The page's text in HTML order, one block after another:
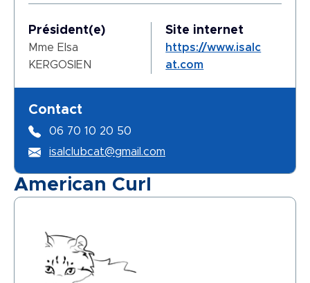
Président(e)
Mme Elsa
KERGOSIEN
Site internet
https://www.isalc
at.com
Contact
06 70 10 20 50
isalclubcat@gmail.com
American Curl